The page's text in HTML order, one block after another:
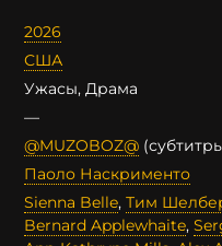
2026
США
Ужасы, Драма
—
@MUZOBOZ@
Паоло Наскрименто
Sienna Belle, Тим
Bernard Applewhaite,